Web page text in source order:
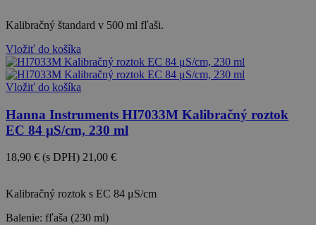
Kalibračný štandard v 500 ml fľaši.
Vložiť do košíka
Vložiť do košíka
Hanna Instruments HI7033M Kalibračný roztok
EC 84 μS/cm, 230 ml
18,90 € (s DPH) 21,00 €
Kalibračný roztok s EC 84 μS/cm
Balenie: fľaša (230 ml)